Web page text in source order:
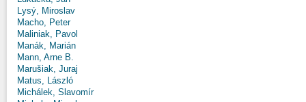
Lysý, Miroslav
Macho, Peter
Maliniak, Pavol
Manák, Marián
Mann, Arne B.
Marušiak, Juraj
Matus, László
Michálek, Slavomír